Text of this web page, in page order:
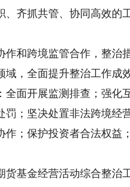
齐抓共管、协同高效的
和跨境监管合作，整治
，全面提升整治工作成效
开展监测排查；强化
；坚决处置非法跨境经
；保护投资者合法权益
基金经营活动综合整治